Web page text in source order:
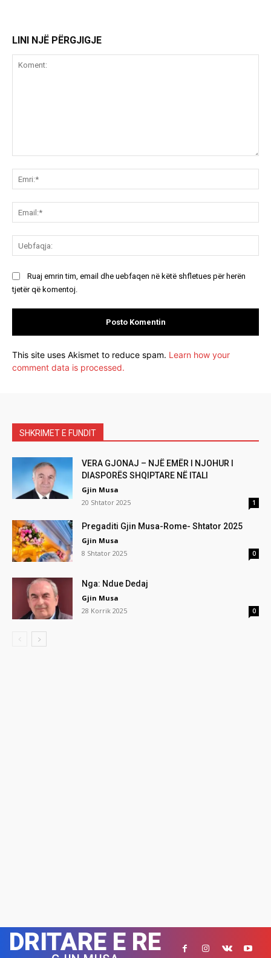
LINI NJË PËRGJIGJE
Ruaj emrin tim, email dhe uebfaqen në këtë shfletues për herën
tjetër që komentoj.
This site uses Akismet to reduce spam. Learn how your
comment data is processed.
SHKRIMET E FUNDIT
VERA GJONAJ – NJË EMËR I NJOHUR I
DIASPORËS SHQIPTARE NË ITALI
Gjin Musa
20 Shtator 2025
1
Pregaditi Gjin Musa-Rome- Shtator 2025
Gjin Musa
8 Shtator 2025
0
Nga: Ndue Dedaj
Gjin Musa
28 Korrik 2025
0
DRITARE E RE